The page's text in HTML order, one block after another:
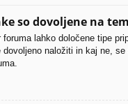
so dovoljene na
lahko določene tipe
naložiti in kaj ne, se